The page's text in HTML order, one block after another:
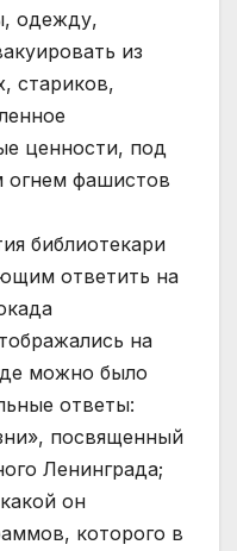
одежду,
из
стариков,
ценности, под
огнем фашистов
библиотекари
ответить на
на
можно было
ответы:
посвященный
Ленинграда;
он
которого в